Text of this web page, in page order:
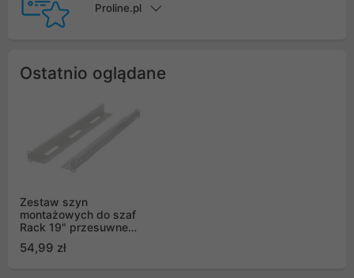
Proline.pl
Ostatnio oglądane
Zestaw szyn
montażowych do szaf
Rack 19" przesuwne
Lanberg
54,99 zł